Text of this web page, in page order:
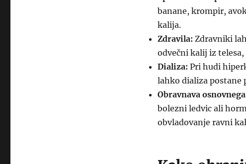
banane, krompir,
kalija.
Zdravila: Zdravniki
odvečni kalij iz
Dializa: Pri hudi
lahko dializa postane
Obravnava
bolezni ledvic ali
obvladovanje ravni